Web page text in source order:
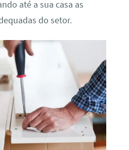
até a sua casa as
do setor.